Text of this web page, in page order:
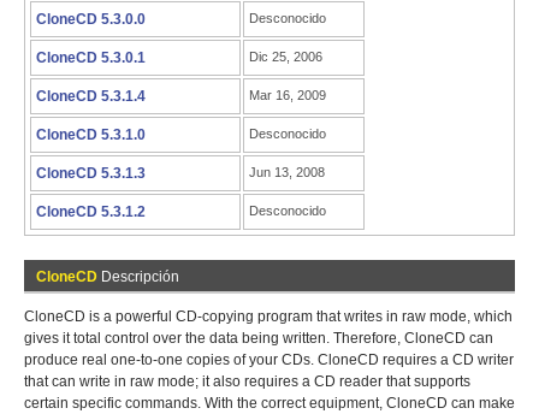
CloneCD 5.3.0.0 Desconocido
CloneCD 5.3.0.1 Dic 25, 2006
CloneCD 5.3.1.4 Mar 16, 2009
CloneCD 5.3.1.0 Desconocido
CloneCD 5.3.1.3 Jun 13, 2008
CloneCD 5.3.1.2 Desconocido
CloneCD Descripción
CloneCD is a powerful CD-copying program that writes in raw mode, which
gives it total control over the data being written. Therefore, CloneCD can
produce real one-to-one copies of your CDs. CloneCD requires a CD writer
that can write in raw mode; it also requires a CD reader that supports
certain specific commands. With the correct equipment, CloneCD can make